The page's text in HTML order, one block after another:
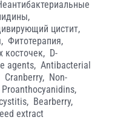
цистит,
Фитотерапия,
косточек, D-
agents, Antibacterial
Cranberry, Non-
Proanthocyanidins,
Bearberry,
extract